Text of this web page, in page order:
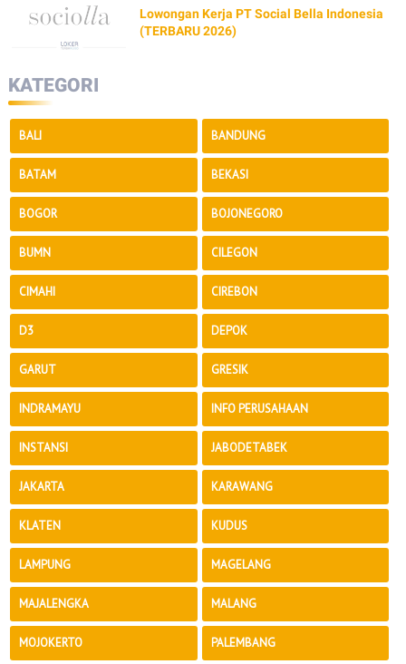
Lowongan Kerja PT Social Bella Indonesia
(TERBARU 2026)
KATEGORI
BALI BANDUNG
BATAM BEKASI
BOGOR BOJONEGORO
BUMN CILEGON
CIMAHI CIREBON
D3 DEPOK
GARUT GRESIK
INDRAMAYU INFO PERUSAHAAN
INSTANSI JABODETABEK
JAKARTA KARAWANG
KLATEN KUDUS
LAMPUNG MAGELANG
MAJALENGKA MALANG
MOJOKERTO PALEMBANG